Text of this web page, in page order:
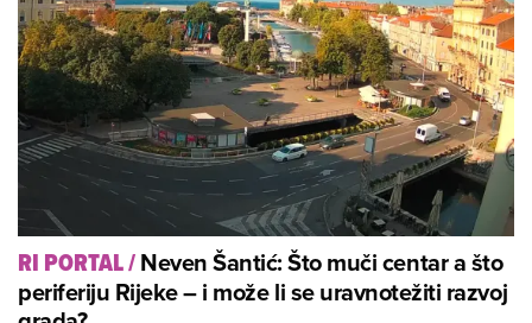
RI PORTAL/Neven Šantić: Što muči centar a što
periferiju Rijeke – i može li se uravnotežiti razvoj